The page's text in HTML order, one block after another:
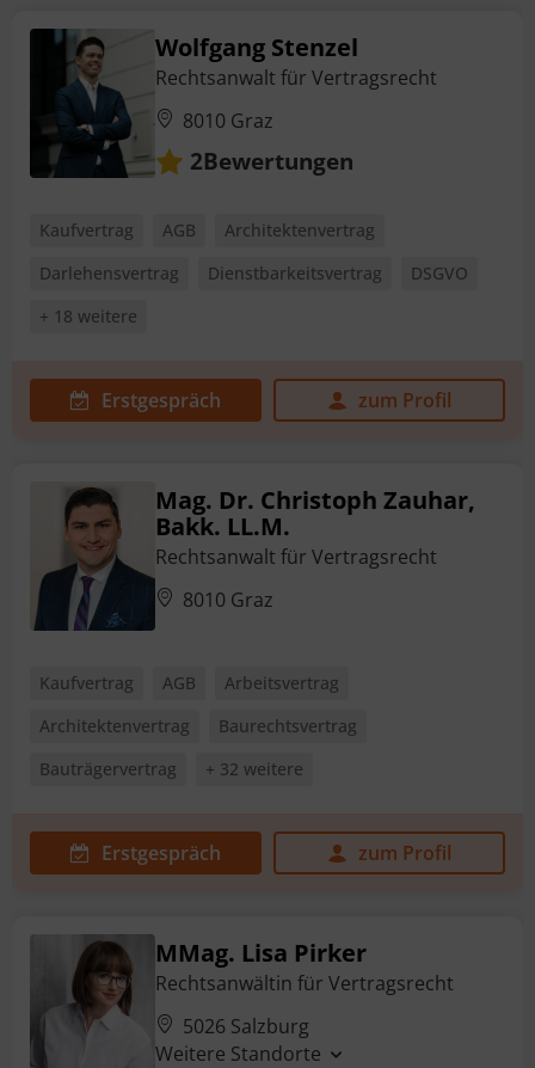
Wolfgang Stenzel
Rechtsanwalt für Vertragsrecht
8010 Graz
2Bewertungen
Kaufvertrag AGB
Architektenvertrag
Darlehensvertrag
Dienstbarkeitsvertrag
DSGVO
+ 18 weitere
Erstgespräch zum Profil
Mag. Dr. Christoph Zauhar,
Bakk. LL.M.
Rechtsanwalt für Vertragsrecht
8010 Graz
Kaufvertrag AGB
Arbeitsvertrag
Architektenvertrag
Baurechtsvertrag
Bauträgervertrag
+ 32 weitere
Erstgespräch zum Profil
MMag. Lisa Pirker
Rechtsanwältin für Vertragsrecht
5026 Salzburg
Weitere Standorte